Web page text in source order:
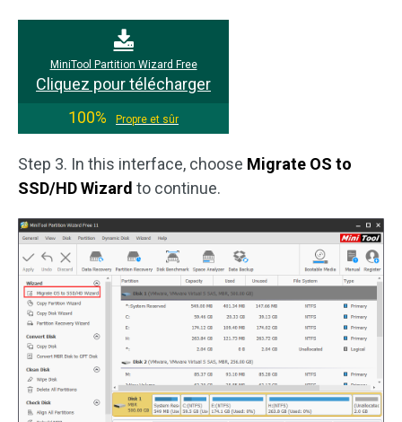
MiniTool Partition Wizard Free
Cliquez pour télécharger
100%
Propre et sûr
Step 3. In this interface, choose Migrate OS to
SSD/HD Wizard to continue.